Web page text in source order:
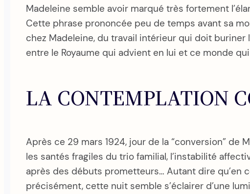
Madeleine semble avoir marqué très fortement
Cette phrase prononcée peu de temps avant sa
chez Madeleine, du travail intérieur qui doit
entre le Royaume qui advient en lui et ce monde
LA CONTEMPLATION
Après ce 29 mars 1924, jour de la “conversion” de
les santés fragiles du trio familial, l’instabilité
après des débuts prometteurs… Autant dire qu’en
précisément, cette nuit semble s’éclairer d’une